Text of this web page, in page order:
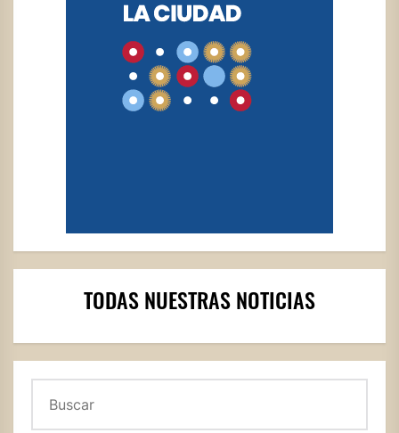
TODAS NUESTRAS NOTICIAS